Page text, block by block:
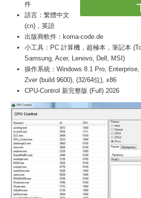
件
語言：繁體中文
(cn)，英語
出版商軟件：koma-code.de
小工具：PC 計算機，超極本，筆記本
Samsung, Acer, Lenovo, Dell, MSI)
操作系統：Windows 8.1 Pro,
Zver (build 9600), (32/64位), x86
CPU-Control 新完整版 (Full) 2026